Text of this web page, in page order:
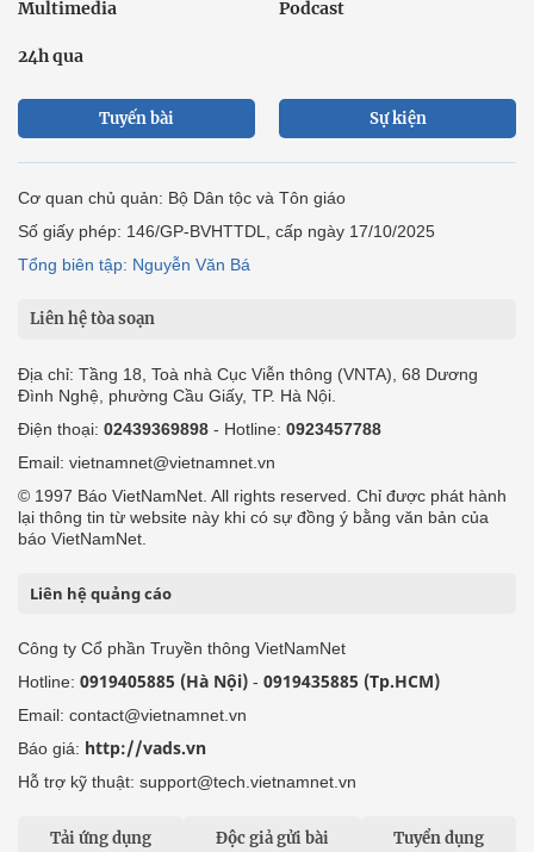
Multimedia Podcast
24h qua
Tuyến bài Sự kiện
Cơ quan chủ quản: Bộ Dân tộc và Tôn giáo
Số giấy phép: 146/GP-BVHTTDL, cấp ngày 17/10/2025
Tổng biên tập: Nguyễn Văn Bá
Liên hệ tòa soạn
Địa chỉ: Tầng 18, Toà nhà Cục Viễn thông (VNTA), 68 Dương
Đình Nghệ, phường Cầu Giấy, TP. Hà Nội.
Điện thoại: 02439369898 - Hotline: 0923457788
Email: vietnamnet@vietnamnet.vn
© 1997 Báo VietNamNet. All rights reserved. Chỉ được phát hành
lại thông tin từ website này khi có sự đồng ý bằng văn bản của
báo VietNamNet.
Liên hệ quảng cáo
Công ty Cổ phần Truyền thông VietNamNet
Hotline: 0919405885 (Hà Nội) - 0919435885 (Tp.HCM)
Email: contact@vietnamnet.vn
Báo giá: http://vads.vn
Hỗ trợ kỹ thuật: support@tech.vietnamnet.vn
Tải ứng dụng Độc giả gửi bài Tuyển dụng